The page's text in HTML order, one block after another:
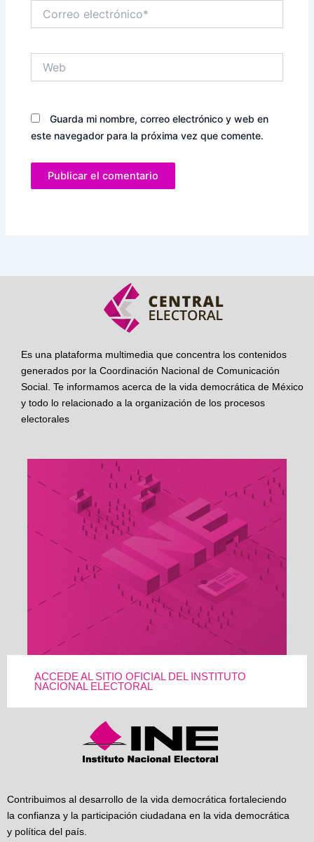
electrónico*
Guarda mi nombre, correo electrónico y web en
este navegador para la próxima vez que comente.
Es una plataforma multimedia que concentra los contenidos
generados por la Coordinación Nacional de Comunicación
Social. Te informamos acerca de la vida democrática de México
y todo lo relacionado a la organización de los procesos
electorales
ACCEDE AL SITIO OFICIAL DEL INSTITUTO
NACIONAL ELECTORAL
Contribuimos al desarrollo de la vida democrática fortaleciendo
la confianza y la participación ciudadana en la vida democrática
y política del país.